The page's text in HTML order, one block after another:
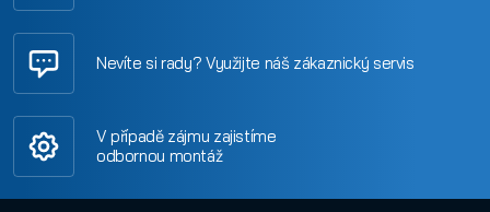
Nevíte si rady? Využijte náš zákaznický servis
V případě zájmu zajistíme
odbornou montáž